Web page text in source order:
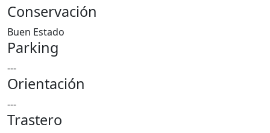
Conservación
Buen Estado
Parking
---
Orientación
---
Trastero